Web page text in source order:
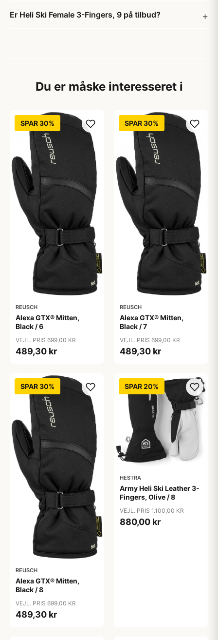
Er Heli Ski Female 3-Fingers, 9 på tilbud?
Du er måske interesseret i
SPAR 30%
REUSCH
Alexa GTX® Mitten,
Black / 6
VEJL. PRIS 699,00 KR
489,30 kr
SPAR 30%
REUSCH
Alexa GTX® Mitten,
Black / 7
VEJL. PRIS 699,00 KR
489,30 kr
SPAR 30%
REUSCH
Alexa GTX® Mitten,
Black / 8
VEJL. PRIS 699,00 KR
489,30 kr
SPAR 20%
HESTRA
Army Heli Ski Leather 3-
Fingers, Olive / 8
VEJL. PRIS 1.100,00 KR
880,00 kr